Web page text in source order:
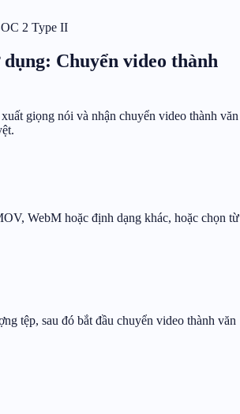
2 Type II
Chuyển video thành
giọng nói và nhận chuyển video thành văn
WebM hoặc định dạng khác, hoặc chọn từ
tệp, sau đó bắt đầu chuyển video thành văn